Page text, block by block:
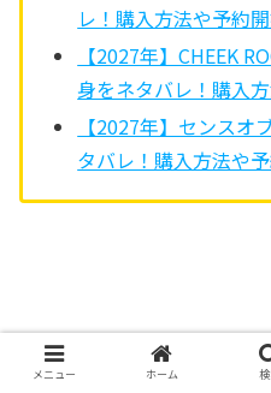
レ！購入方法や予約
【2027年】CHEEK
身をネタバレ！購入
【2027年】センスオ
タバレ！購入方法や
福袋キッズ 福袋ベビー
メニュー ホーム